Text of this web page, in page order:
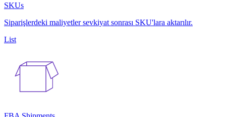
SKUs
Siparişlerdeki maliyetler sevkiyat sonrası SKU'lara aktarılır.
List